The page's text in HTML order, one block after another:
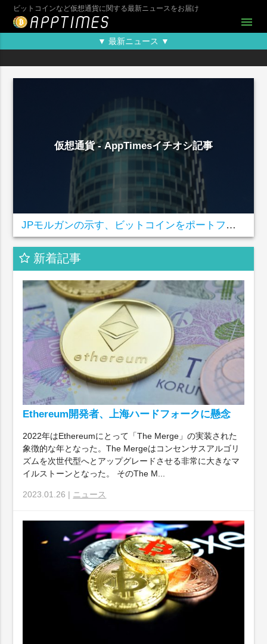
ビットコインなど仮想通貨に関する最新ニュースをお届け
menu
▼ 最新ニュース ▼
仮想通貨 - AppTimesイチオシ記事
JPモルガンの示す、ビットコインをポートフォリオに加えるべき3つの理由
新着記事
Ethereum開発者、上海ハードフォークに懸念
2022年はEthereumにとって「The Merge」の実装された
象徴的な年となった。The Mergeはコンセンサスアルゴリ
ズムを次世代型へとアップグレードさせる非常に大きなマ
イルストーンとなった。 そのThe M...
2023.01.26 | ニュース